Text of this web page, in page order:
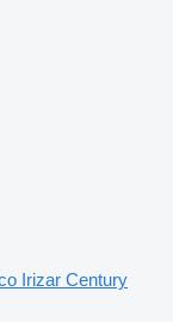
Irizar Century